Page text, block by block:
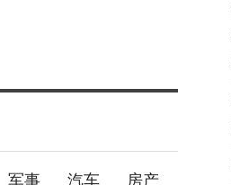
军事 汽车 房产